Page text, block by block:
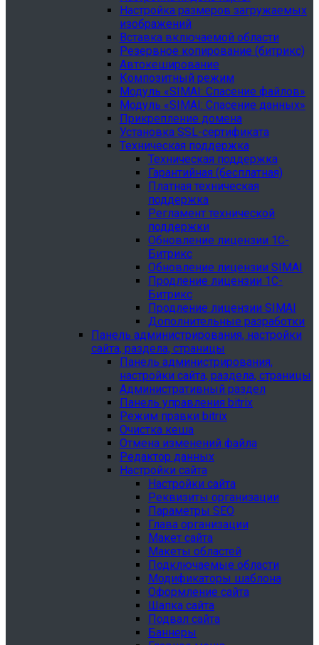
Настройка размеров загружаемых
изображений
Вставка включаемой области
Резервное копирование (битрикс)
Автокеширование
Композитный режим
Модуль «SIMAI: Спасение файлов»
Модуль «SIMAI: Спасение данных»
Прикрепление домена
Установка SSL-сертификата
Техническая поддержка
Техническая поддержка
Гарантийная (бесплатная)
Платная техническая
поддержка
Регламент технической
поддержки
Обновление лицензии 1С-
Битрикс
Обновление лицензии SIMAI
Продление лицензии 1С-
Битрикс
Продление лицензии SIMAI
Дополнительные разработки
Панель администрирования, настройки
сайта, раздела, страницы
Панель администрирования,
настройки сайта, раздела, страницы
Административный раздел
Панель управления bitrix
Режим правки bitrix
Очистка кеша
Отмена изменений файла
Редактор данных
Настройки сайта
Настройки сайта
Реквизиты организации
Параметры SEO
Глава организации
Макет сайта
Макеты областей
Подключаемые области
Модификаторы шаблона
Оформление сайта
Шапка сайта
Подвал сайта
Баннеры